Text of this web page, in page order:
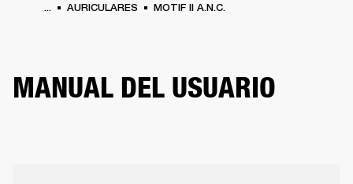
... AURICULARES MOTIF II A.N.C.
MANUAL DEL USUARIO